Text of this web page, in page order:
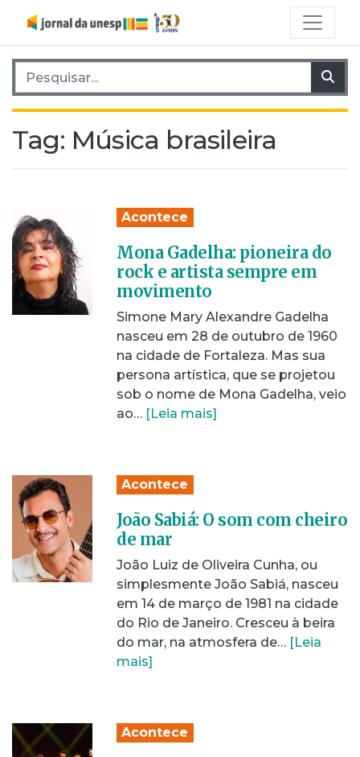
Pesquisar por:
Tag: Música brasileira
Acontece
Mona Gadelha: pioneira do
rock e artista sempre em
movimento
Simone Mary Alexandre Gadelha
nasceu em 28 de outubro de 1960
na cidade de Fortaleza. Mas sua
persona artística, que se projetou
sob o nome de Mona Gadelha, veio
ao… [Leia mais]
Acontece
João Sabiá: O som com cheiro
de mar
João Luiz de Oliveira Cunha, ou
simplesmente João Sabiá, nasceu
em 14 de março de 1981 na cidade
do Rio de Janeiro. Cresceu à beira
do mar, na atmosfera de… [Leia
mais]
Acontece